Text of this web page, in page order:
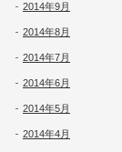
2014年9月
2014年8月
2014年7月
2014年6月
2014年5月
2014年4月